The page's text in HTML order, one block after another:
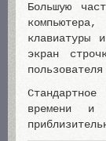
Большую
клавиатуры
экран
времени и